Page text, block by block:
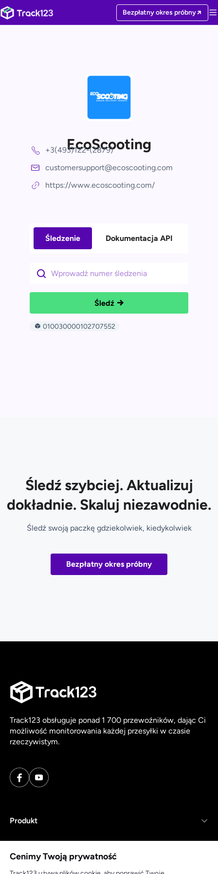
Bezpłatny okres próbny
EcoScooting
+3(493)122-(2879)
customersupport@ecoscooting.com
https://www.ecoscooting.com/
Śledzenie Dokumentacja API
Śledź
010030000102707552
Śledź szybciej. Aktualizuj
dokładnie. Skaluj niezawodnie.
Śledź swoją paczkę gdziekolwiek, kiedykolwiek
Bezpłatny okres próbny
Track123 obsługuje ponad 1 700 przewoźników, dając Ci
możliwość monitorowania każdej przesyłki w czasie
rzeczywistym.
Produkt
Zasoby
Cenimy Twoją prywatność